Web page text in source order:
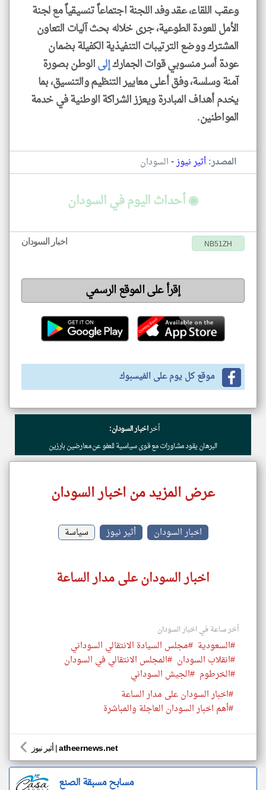
وعقب اللقاء، عقد وفد اللجنة اجتماعاً تنسيقياً مع لجنة
الأمل للعودة الطوعية، جرى خلاله بحث آليات التعاون
المشترك ووضع الترتيبات التنفيذية الكفيلة بضمان
عودة أسر منسوبي قوات الجماركإلىالوطن بصورة
آمنة وسلسة، وفق أعلى معايير التنظيم والتنسيق، بما
يخدم أهداف المبادرة ويعزز الشراكة الوطنية في خدمة
المواطنين.
المصدر:أثير نيوز-السودان
◉ أحداث اليوم في السودان
اخبار السودان NB51ZH
إقرأ على الموقع الرسمي
موقع كل يوم على الفيسبوك
أخراخبار السودان:
البرهان يقود مشاورات مع قوى سياسية للعفو عن معارضين بارزين
عرض المزيد من اخبار السودان
اخبار السودان أثير نيوز سياسة
اخبار السودان على مدار الساعة
أخر ساعة في اخبار السودان
#السعودية #مجلس السيادة الانتقالي السوداني
#انقلاب السودان #المجلس الانتقالي في السودان
#الخرطوم #الجيش السوداني
#اخبار السودان على مدار الساعة
#أهم اخبار السودان العاجلة والمباشرة
أثير نيوز |atheernews.net
مسابح مسبقة الصنع